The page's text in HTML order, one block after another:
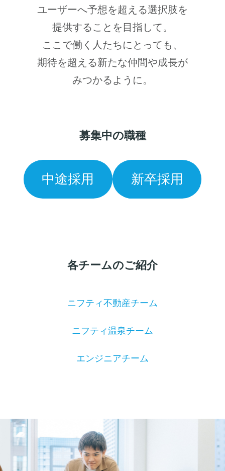
ユーザーへ予想を超える選択肢を
提供することを目指して。
ここで働く人たちにとっても、
期待を超える新たな仲間や成長が
みつかるように。
募集中の職種
中途採用 新卒採用
各チームのご紹介
ニフティ不動産チーム
ニフティ温泉チーム
エンジニアチーム